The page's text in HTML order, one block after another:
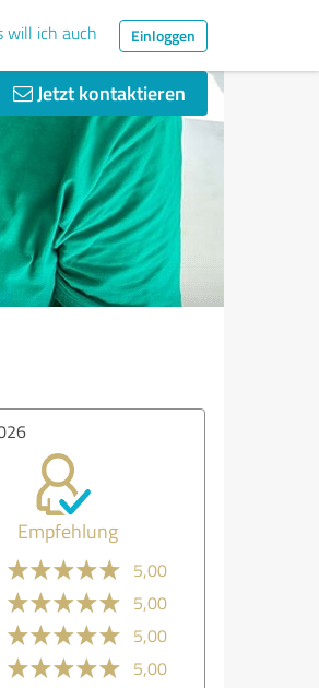
will ich auch Einloggen
Jetzt kontaktieren
Empfehlung
4,00
5,00
5,00
5,00